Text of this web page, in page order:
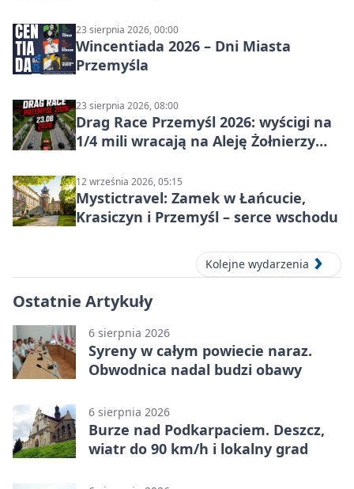
23 sierpnia 2026, 00:00
Wincentiada 2026 – Dni Miasta
Przemyśla
23 sierpnia 2026, 08:00
Drag Race Przemyśl 2026: wyścigi na
1/4 mili wracają na Aleję Żołnierzy
12 września 2026, 05:15
Mystictravel: Zamek w Łańcucie,
Krasiczyn i Przemyśl – serce wschodu
Kolejne wydarzenia
Ostatnie Artykuły
6 sierpnia 2026
Syreny w całym powiecie naraz.
Obwodnica nadal budzi obawy
6 sierpnia 2026
Burze nad Podkarpaciem. Deszcz,
wiatr do 90 km/h i lokalny grad